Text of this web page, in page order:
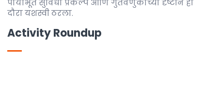
पायाभूत सुविधा प्रकल्प आणि गुंतवणुकीच्या दृष्टीने हा
दौरा यशस्वी ठरला.
Activity Roundup